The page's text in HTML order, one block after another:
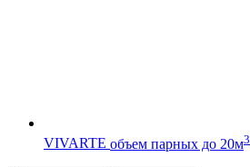
VIVARTE объем парных до 20м3